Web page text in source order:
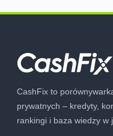
CashFix to
prywatnych – kredyty,
rankingi i baza wiedzy w